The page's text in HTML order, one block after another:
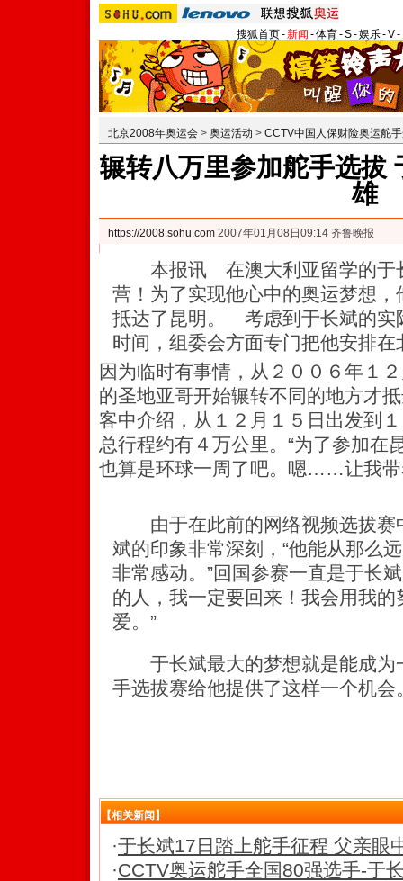
搜狐首页-新闻 -体育-S-娱乐-V-
北京2008年奥运会 > 奥运活动 > CCTV中国人保财险奥运舵
辗转八万里参加舵手选拔
雄
https://2008.sohu.com 2007年01月08日09:14 齐鲁晚报
本报讯 在澳大利亚留学的于
营！为了实现他心中的奥运梦想
抵达了昆明。 考虑到于长斌的实
时间，组委会方面专门把他安排在
因为临时有事情，从２００６年１
的圣地亚哥开始辗转不同的地方才
客中介绍，从１２月１５日出发到
总行程约有４万公里。“为了参加在
也算是环球一周了吧。嗯……让我带
由于在此前的网络视频选拔赛
斌的印象非常深刻，“他能从那么
非常感动。”回国参赛一直是于长
的人，我一定要回来！我会用我
爱。”
于长斌最大的梦想就是能成为
手选拔赛给他提供了这样一个机会
【相关新闻】
·于长斌17日踏上舵手征程 父亲眼
·CCTV奥运舵手全国80强选手-于